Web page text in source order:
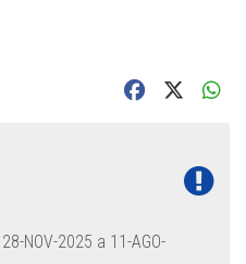
28-NOV-2025 a 11-AGO-